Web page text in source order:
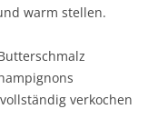
warm stellen.
verkochen